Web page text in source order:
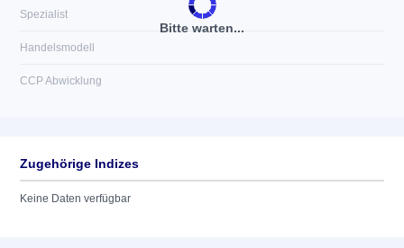
Bitte warten...
Spezialist
Handelsmodell
CCP Abwicklung
Zugehörige Indizes
Keine Daten verfügbar